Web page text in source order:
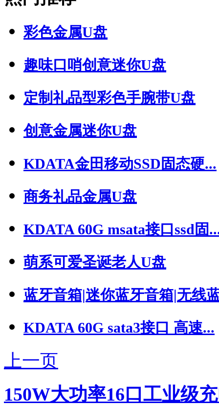
彩色金属U盘
趣味口哨创意迷你U盘
定制礼品型彩色手腕带U盘
创意金属迷你U盘
KDATA金田移动SSD固态硬...
商务礼品金属U盘
KDATA 60G msata接口ssd固
萌系可爱圣诞老人U盘
蓝牙音箱|迷你蓝牙音箱|无线
KDATA 60G sata3接口 高速...
上一页
150W大功率16口工业级